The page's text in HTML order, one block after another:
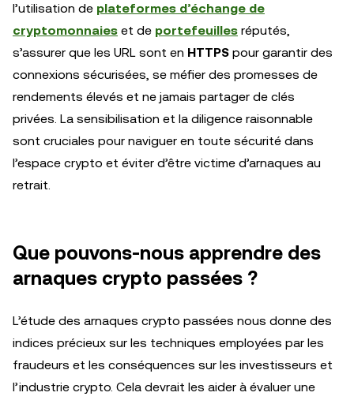
l’utilisation de plateformes d’échange de
cryptomonnaies et de portefeuilles réputés,
s’assurer que les URL sont en HTTPS pour garantir des
connexions sécurisées, se méfier des promesses de
rendements élevés et ne jamais partager de clés
privées. La sensibilisation et la diligence raisonnable
sont cruciales pour naviguer en toute sécurité dans
l’espace crypto et éviter d’être victime d’arnaques au
retrait.
Que pouvons-nous apprendre des
arnaques crypto passées ?
L’étude des arnaques crypto passées nous donne des
indices précieux sur les techniques employées par les
fraudeurs et les conséquences sur les investisseurs et
l’industrie crypto. Cela devrait les aider à évaluer une